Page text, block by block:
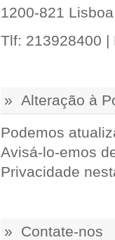
1200-821 Lisboa
Tlf: 213928400
» Alteração à
Podemos
Avisá-lo-emos
Privacidade
» Contate-nos